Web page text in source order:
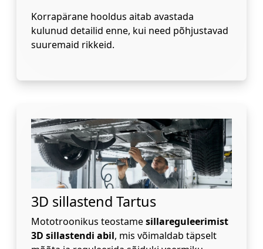
Korrapärane hooldus aitab avastada
kulunud detailid enne, kui need põhjustavad
suuremaid rikkeid.
3D sillastend Tartus
Mototroonikus teostamesillareguleerimist
3D sillastendi abil, mis võimaldab täpselt